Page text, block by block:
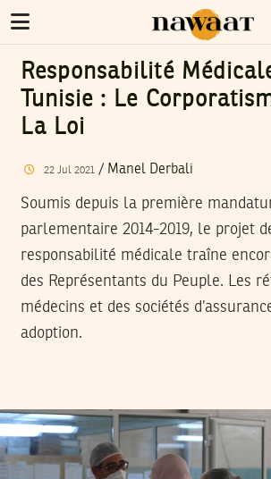
Responsabilité
Tunisie : Le
La Loi
22 Jul 2021/ Manel Derbali
Soumis depuis la première
parlementaire 2014-2019, le projet
responsabilité médicale traîne
des Représentants du Peuple. Les
médecins et des sociétés
adoption.